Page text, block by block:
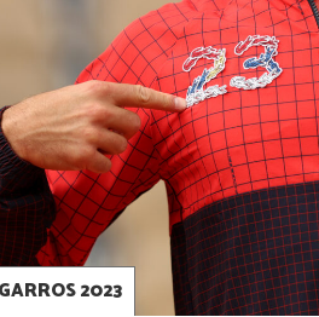
2023